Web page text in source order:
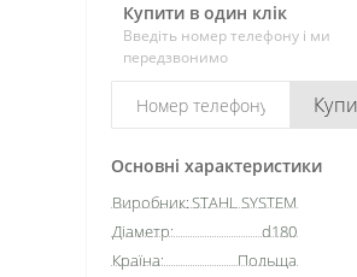
Основні характеристики
Виробник:STAHL SYSTEM
Діаметр:
d180
Країна:
Польща
Купити в один клік
Введіть номер телефону і ми
передзвонимо